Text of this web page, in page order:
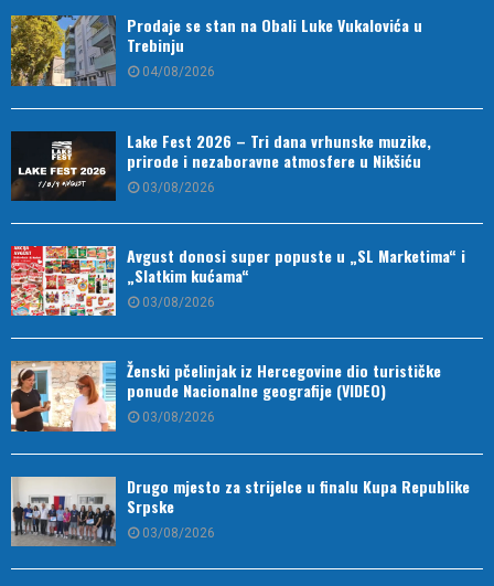
Prodaje se stan na Obali Luke Vukalovića u
Trebinju
04/08/2026
Lake Fest 2026 – Tri dana vrhunske muzike,
prirode i nezaboravne atmosfere u Nikšiću
03/08/2026
Avgust donosi super popuste u „SL Marketima“ i
„Slatkim kućama“
03/08/2026
Ženski pčelinjak iz Hercegovine dio turističke
ponude Nacionalne geografije (VIDEO)
03/08/2026
Drugo mjesto za strijelce u finalu Kupa Republike
Srpske
03/08/2026